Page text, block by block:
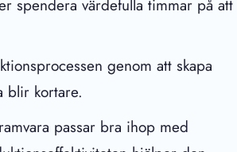
spendera värdefulla timmar på att
genom att skapa
blir kortare.
passar bra ihop med